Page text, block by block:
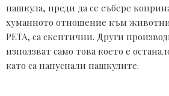
пашкула, преди да се събере
хуманното отношение към
PETA, са скептични. Други
използват само това което е
като са напуснали пашкулите.